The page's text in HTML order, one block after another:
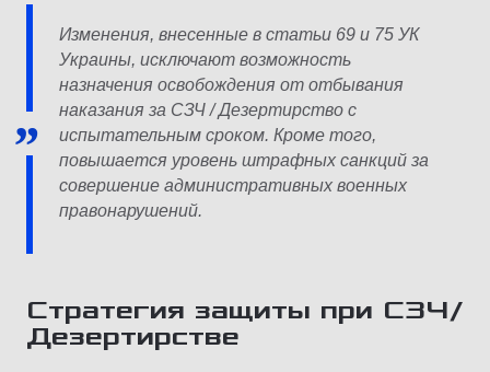
Изменения, внесенные в статьи 69 и 75 УК
Украины, исключают возможность
назначения освобождения от отбывания
наказания за СЗЧ / Дезертирство с
испытательным сроком. Кроме того,
повышается уровень штрафных санкций за
совершение административных военных
правонарушений.
Стратегия защиты при СЗЧ/
Дезертирстве